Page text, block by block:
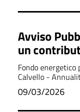
Avviso
un
energetica
d’Agri e
Fondo
Calvello -
09/03/2026